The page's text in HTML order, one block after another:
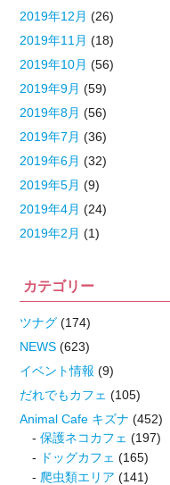
2019年12月 (26)
2019年11月 (18)
2019年10月 (56)
2019年9月 (59)
2019年8月 (56)
2019年7月 (36)
2019年6月 (32)
2019年5月 (9)
2019年4月 (24)
2019年2月 (1)
カテゴリー
ツナグ (174)
NEWS (623)
イベント情報 (9)
だれでもカフェ (105)
Animal Cafe キズナ (452)
保護ネコカフェ (197)
ドッグカフェ (165)
爬虫類エリア (141)